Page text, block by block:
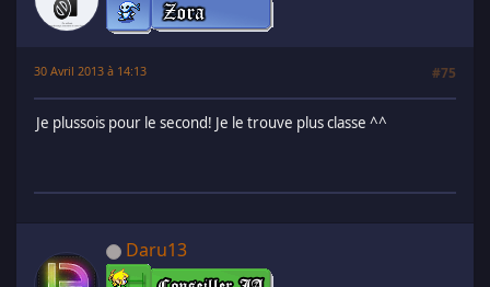
30 Avril 2013 à 14:13 #75
Je plussois pour le second! Je le trouve plus classe ^^
Daru13